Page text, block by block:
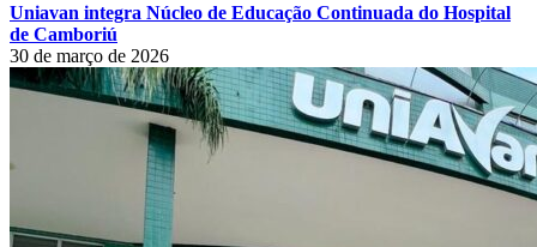
Uniavan integra Núcleo de Educação Continuada do Hospital
de Camboriú
30 de março de 2026